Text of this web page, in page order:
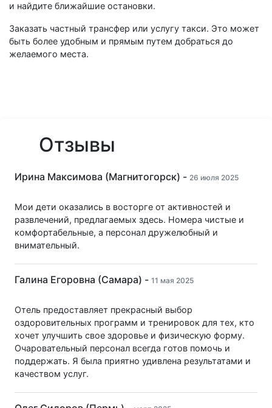
и найдите ближайшие остановки.
Заказать частный трансфер или услугу такси. Это может
быть более удобным и прямым путем добраться до
желаемого места.
Отзывы
Ирина Максимова (Магнитогорск) - 26 июля 2025
Мои дети оказались в восторге от активностей и
развлечений, предлагаемых здесь. Номера чистые и
комфортабельные, а персонал дружелюбный и
внимательный.
Галина Егоровна (Самара) - 11 мая 2025
Отель предоставляет прекрасный выбор
оздоровительных программ и тренировок для тех, кто
хочет улучшить свое здоровье и физическую форму.
Очаровательный персонал всегда готов помочь и
поддержать. Я была приятно удивлена результатами и
качеством услуг.